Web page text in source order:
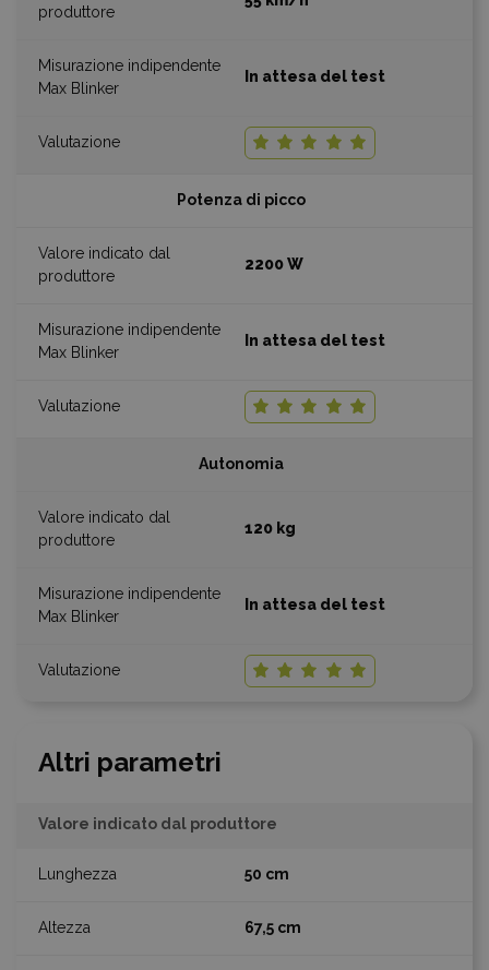
In attesa del test
Potenza di picco
2200 W
In attesa del test
Autonomia
120 kg
In attesa del test
Altri parametri
Valore indicato dal produttore
50 cm
67,5 cm